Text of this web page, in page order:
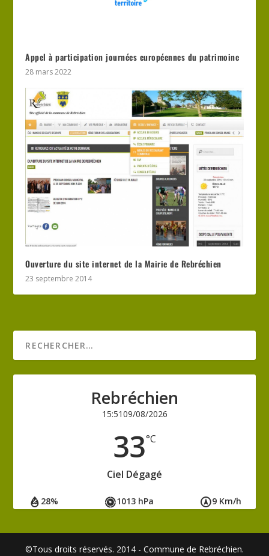
Appel à participation journées européennes du patrimoine
28 mars 2022
Ouverture du site internet de la Mairie de Rebréchien
23 septembre 2014
Rebréchien
15:5109/08/2026
33°C
Ciel Dégagé
28% 1013 hPa 9 Km/h
©Tous droits réservés. 2014 - Commune de Rebréchien.